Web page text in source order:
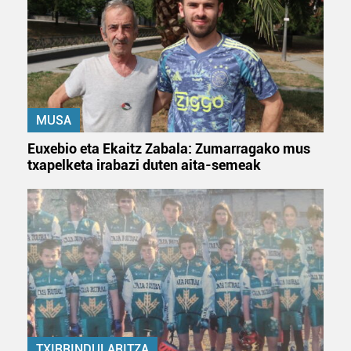
zerbitzuak hobetzeko asmoz, cookie teknologiaz
baliatzen gara. Ohar hau onartuz gero, teknologia hori
erabiltzeko baimen esplizitua ematen diguzu.Gehiago
irakurri
MUSA
Euxebio eta Ekaitz Zabala: Zumarragako mus
txapelketa irabazi duten aita-semeak